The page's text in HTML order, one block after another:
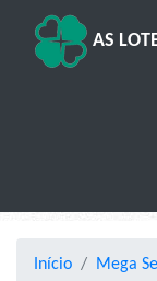
AS
Início
Mega